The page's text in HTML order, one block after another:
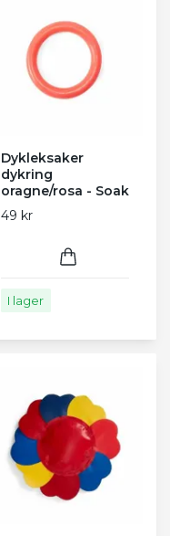
Dykleksaker
dykring
oragne/rosa - Soak
49 kr
I lager